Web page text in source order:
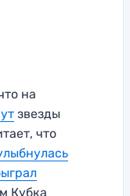
на
звезды
что
Кубка